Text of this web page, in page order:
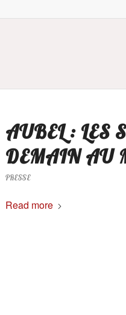
AUBEL : LES
DEMAIN AU
PRESSE
Read more